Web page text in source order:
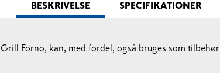
BESKRIVELSE SPECIFIKATIONER
Forno, kan, med fordel, også bruges som tilbehør